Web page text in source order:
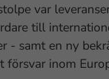
var
till
- samt en ny
försvar inom